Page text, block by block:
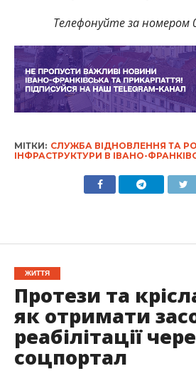
Телефонуйте за номером
МІТКИ: СЛУЖБА ВІДНОВЛЕННЯ ТА
ІНФРАСТРУКТУРИ В ІВАНО-
ЖИТТЯ
Протези та
як отримати
реабілітації
соцпортал